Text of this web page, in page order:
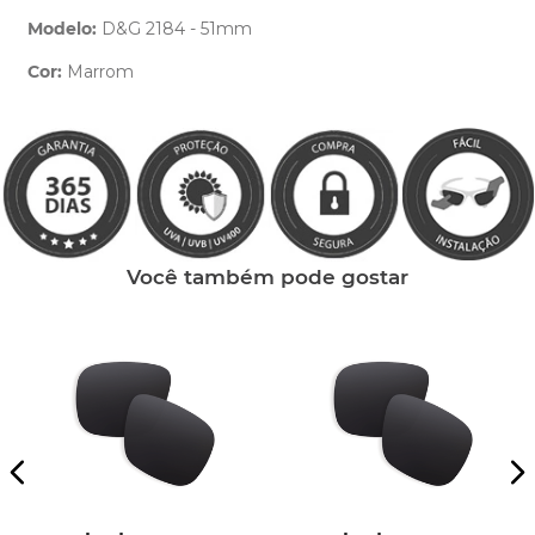
Modelo: D&G 2184 - 51mm
Cor: Marrom
Você também pode gostar